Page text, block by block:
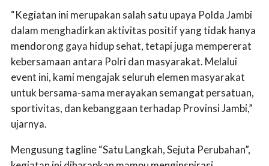
“Kegiatan ini merupakan salah satu upaya Polda Jambi
dalam menghadirkan aktivitas positif yang tidak hanya
mendorong gaya hidup sehat, tetapi juga mempererat
kebersamaan antara Polri dan masyarakat. Melalui
event ini, kami mengajak seluruh elemen masyarakat
untuk bersama-sama merayakan semangat persatuan,
sportivitas, dan kebanggaan terhadap Provinsi Jambi,”
ujarnya.
Mengusung tagline “Satu Langkah, Sejuta Perubahan”,